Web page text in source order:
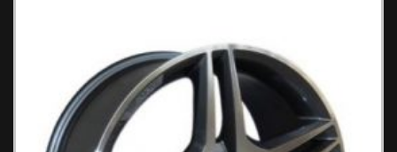
BENZ 552/3 Ζάντες Αυτοκινήτου